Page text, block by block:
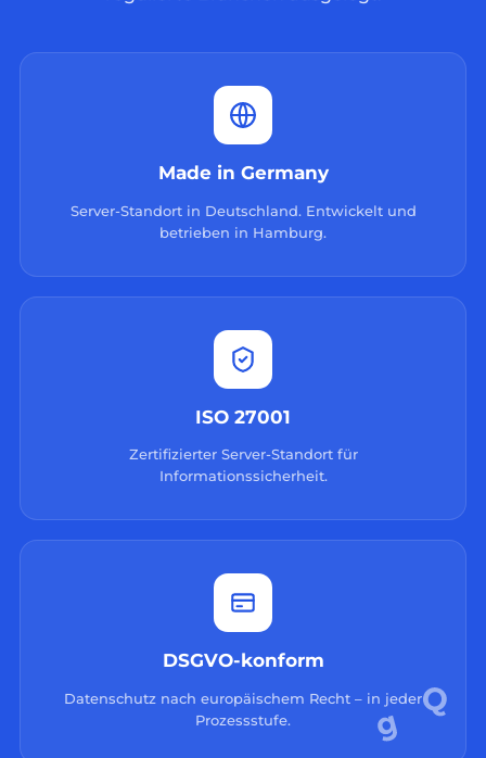
Made in Germany
Server-Standort in Deutschland. Entwickelt und
betrieben in Hamburg.
ISO 27001
Zertifizierter Server-Standort für
Informationssicherheit.
DSGVO-konform
Datenschutz nach europäischem Recht – in jeder
Prozessstufe.